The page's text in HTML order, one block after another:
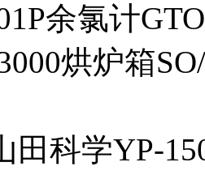
余氯计
烘炉箱
田科学YP-